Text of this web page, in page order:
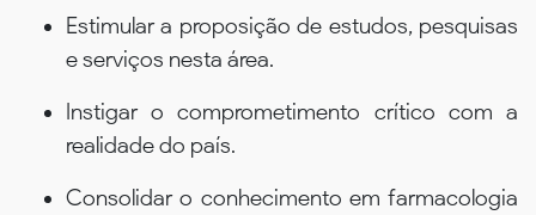
Estimular a proposição de estudos, pesquisas
e serviços nesta área.
Instigar o comprometimento crítico com a
realidade do país.
Consolidar o conhecimento em farmacologia